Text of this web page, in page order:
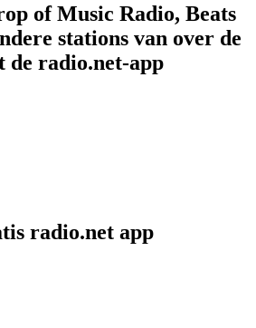
of Music Radio, Beats
stations van over de
de radio.net-app
radio.net app